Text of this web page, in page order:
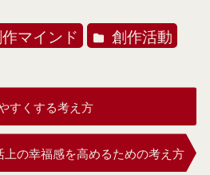
マインド 創作活動
すくする考え方
の幸福感を高めるための考え方